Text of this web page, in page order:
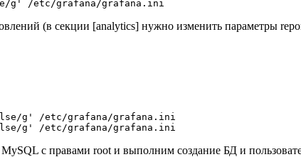
(в секции [analytics] нужно изменить параметры
g' /etc/grafana/grafana.ini
с правами root и выполним создание БД и